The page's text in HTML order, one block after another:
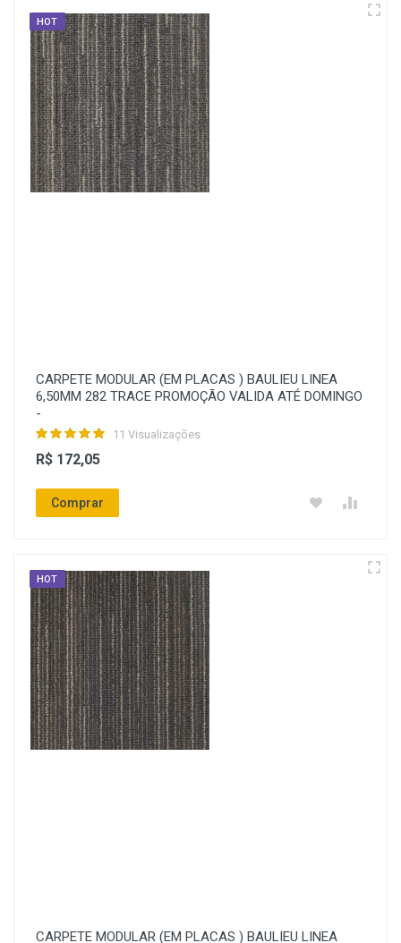
HOT
CARPETE MODULAR (EM PLACAS ) BAULIEU LINEA
6,50MM 282 TRACE PROMOÇÃO VALIDA ATÉ DOMINGO
-
11 Visualizações
R$ 172,05
Comprar
HOT
CARPETE MODULAR (EM PLACAS ) BAULIEU LINEA